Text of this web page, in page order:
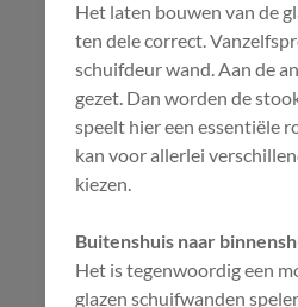
Het laten bouwen van de
ten dele correct.
schuifdeur wand. Aan de
gezet. Dan worden de
speelt hier een essentiële
kan voor allerlei
kiezen.
Buitenshuis naar
Het is tegenwoordig een
glazen schuifwanden